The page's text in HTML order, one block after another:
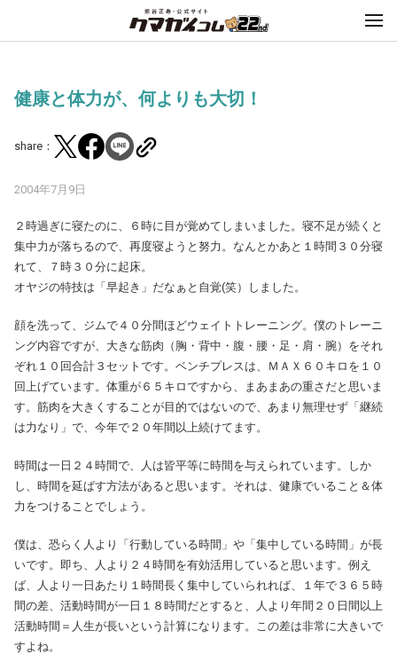
健康と体力が、何よりも大切！
share：
2004年7月9日
２時過ぎに寝たのに、６時に目が覚めてしまいました。寝不足が続くと
集中力が落ちるので、再度寝ようと努力。なんとかあと１時間３０分寝
れて、７時３０分に起床。
オヤジの特技は「早起き」だなぁと自覚(笑）しました。
顔を洗って、ジムで４０分間ほどウェイトトレーニング。僕のトレーニ
ング内容ですが、大きな筋肉（胸・背中・腹・腰・足・肩・腕）をそれ
ぞれ１０回合計３セットです。ベンチプレスは、ＭＡＸ６０キロを１０
回上げています。体重が６５キロですから、まあまあの重さだと思いま
す。筋肉を大きくすることが目的ではないので、あまり無理せず「継続
は力なり」で、今年で２０年間以上続けてます。
時間は一日２４時間で、人は皆平等に時間を与えられています。しか
し、時間を延ばす方法があると思います。それは、健康でいること＆体
力をつけることでしょう。
僕は、恐らく人より「行動している時間」や「集中している時間」が長
いです。即ち、人より２４時間を有効活用していると思います。例え
ば、人より一日あたり１時間長く集中していられれば、１年で３６５時
間の差、活動時間が一日１８時間だとすると、人より年間２０日間以上
活動時間＝人生が長いという計算になります。この差は非常に大きいで
すよね。